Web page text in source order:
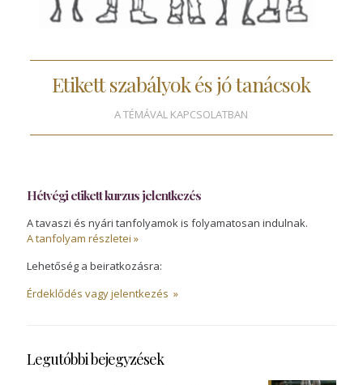
Etikett szabályok és jó tanácsok
A TÉMÁVAL KAPCSOLATBAN
Hétvégi etikett kurzus jelentkezés
A tavaszi és nyári tanfolyamok is folyamatosan indulnak.
A tanfolyam részletei »
Lehetőség a beiratkozásra:
Érdeklődés vagy jelentkezés »
Legutóbbi bejegyzések